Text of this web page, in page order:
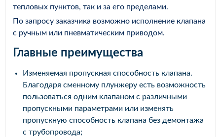
тепловых пунктов, так и за его пределами.
По запросу заказчика возможно исполнение клапана
с ручным или пневматическим приводом.
Главные преимущества
Изменяемая пропускная способность клапана.
Благодаря сменному плунжеру есть возможность
пользоваться одним клапаном с различными
пропускными параметрами или изменять
пропускную способность клапана без демонтажа
с трубопровода;